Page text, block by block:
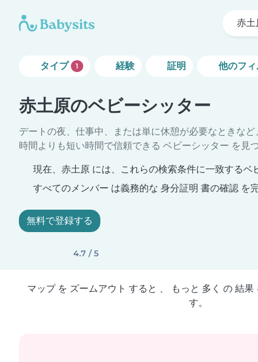
赤土
タイプ 1 経験 証明 他のフ
赤土原のベビーシッター
デートの夜、仕事中、または単に休憩が必要なときな
時間よりも短い時間で信頼できる ベビーシッター を見
現在、赤土原 には、これらの検索条件に一致するベ
すべてのメンバー は義務的な 身分証明 書の確認 を
無料で登録する
4.7 / 5
マップ を ズームアウト すると 、 もっと 多く の 結果
す。